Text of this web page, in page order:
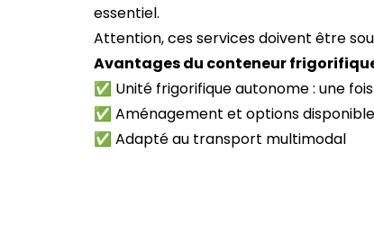
essentiel.
Attention, ces services doivent être
Avantages du conteneur
✅ Unité frigorifique autonome : une
✅ Aménagement et options
✅ Adapté au transport multimodal